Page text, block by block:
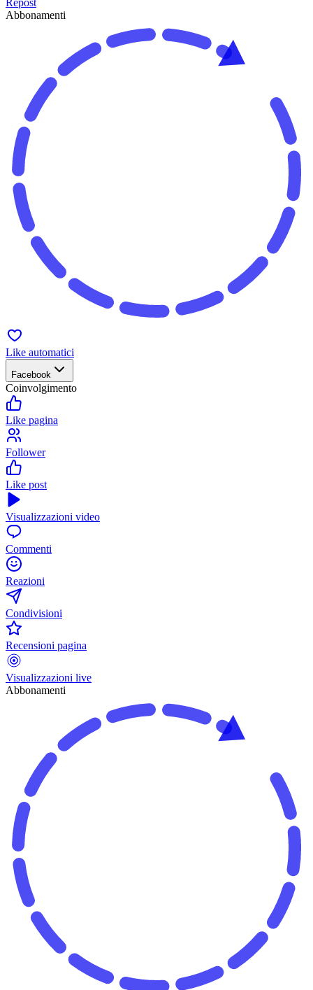
Repost
Abbonamenti
Like automatici
Facebook
Coinvolgimento
Like pagina
Follower
Like post
Visualizzazioni video
Commenti
Reazioni
Condivisioni
Recensioni pagina
Visualizzazioni live
Abbonamenti